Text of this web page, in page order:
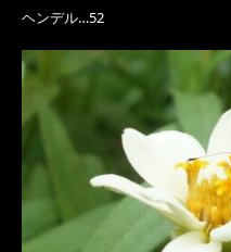
ヘンデル…52